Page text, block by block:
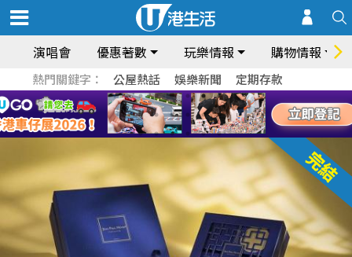
演唱會 優惠著數 玩樂情報 購物情報
熱門關鍵字： 公屋熱話 娛樂新聞 定期存款